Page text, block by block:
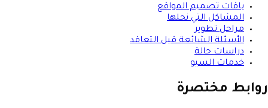
باقات تصميم المواقع
المشاكل التي نحلها
مراحل تطوير
الأسئلة الشائعة قبل التعاقد
دراسات حالة
خدمات السيو
روابط مختصرة